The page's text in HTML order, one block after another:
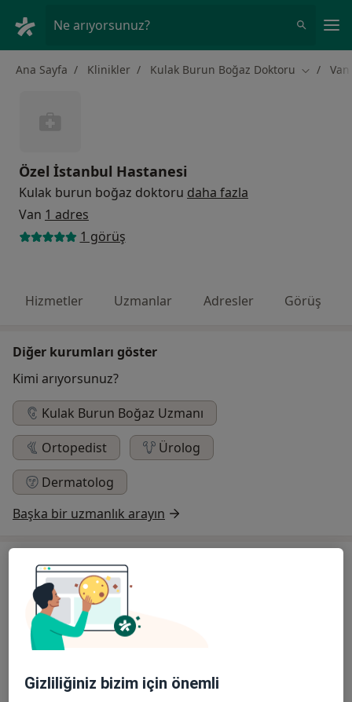
Ne arıyorsunuz?
Ana Sayfa Klinikler Kulak Burun Boğaz Doktoru ŞehirVan
Özel İstanbul Hastanesi
Kulak burun boğaz doktoru daha fazla
Van 1 adres
1 görüş
Hizmetler Uzmanlar Adresler Görüş
Diğer kurumları göster
Kimi arıyorsunuz?
Kulak Burun Boğaz Uzmanı
Ortopedist
Ürolog
Dermatolog
Başka bir uzmanlık arayın
Hizmetler
MRI
Gizliliğiniz bizim için önemli